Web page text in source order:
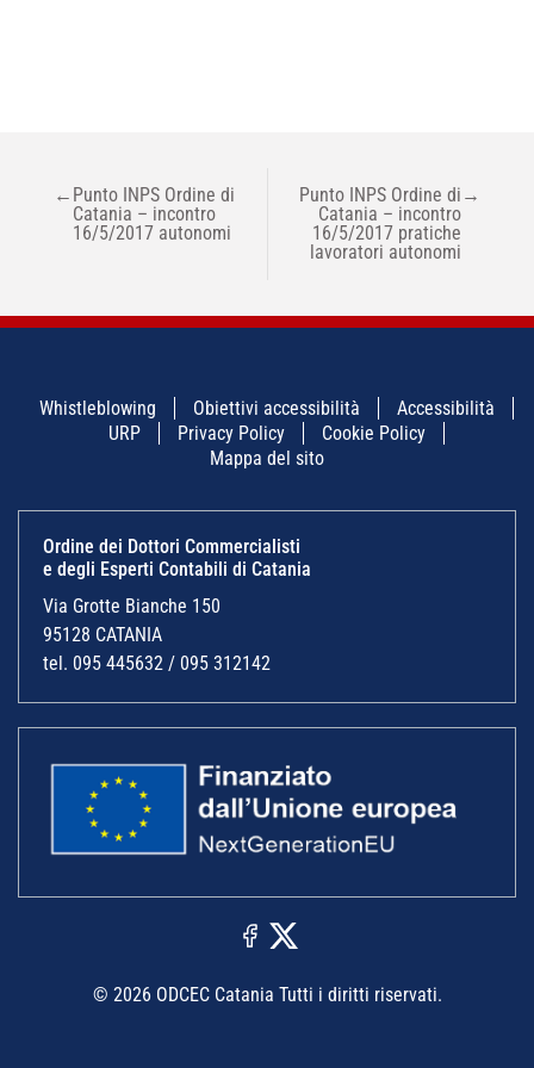
NAVIGAZIONE
ARTICOLI
← Punto INPS Ordine di
Catania – incontro
16/5/2017 autonomi
Punto INPS Ordine di
Catania – incontro
16/5/2017 pratiche
lavoratori autonomi
→
Whistleblowing Obiettivi accessibilità
Accessibilità
URP
Privacy Policy
Cookie Policy
Mappa del sito
Ordine dei Dottori Commercialisti
e degli Esperti Contabili di Catania
Via Grotte Bianche 150
95128 CATANIA
tel. 095 445632 / 095 312142
© 2026 ODCEC Catania Tutti i diritti riservati.